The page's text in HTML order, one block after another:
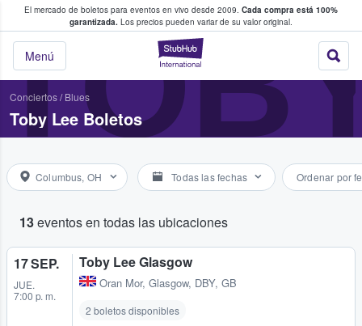
El mercado de boletos para eventos en vivo desde 2009. Cada compra está 100%
garantizada. Los precios pueden variar de su valor original.
StubHub: donde
Menú
fans compran y venden boletos
Conciertos/ Blues
Toby Lee Boletos
Columbus, OH Todas las fechas Ordenar por
13eventos en todas las ubicaciones
17 SEP.
JUE.
7:00 p. m.
Toby Lee Glasgow
Oran Mor, Glasgow, DBY, GB
2 boletos disponibles